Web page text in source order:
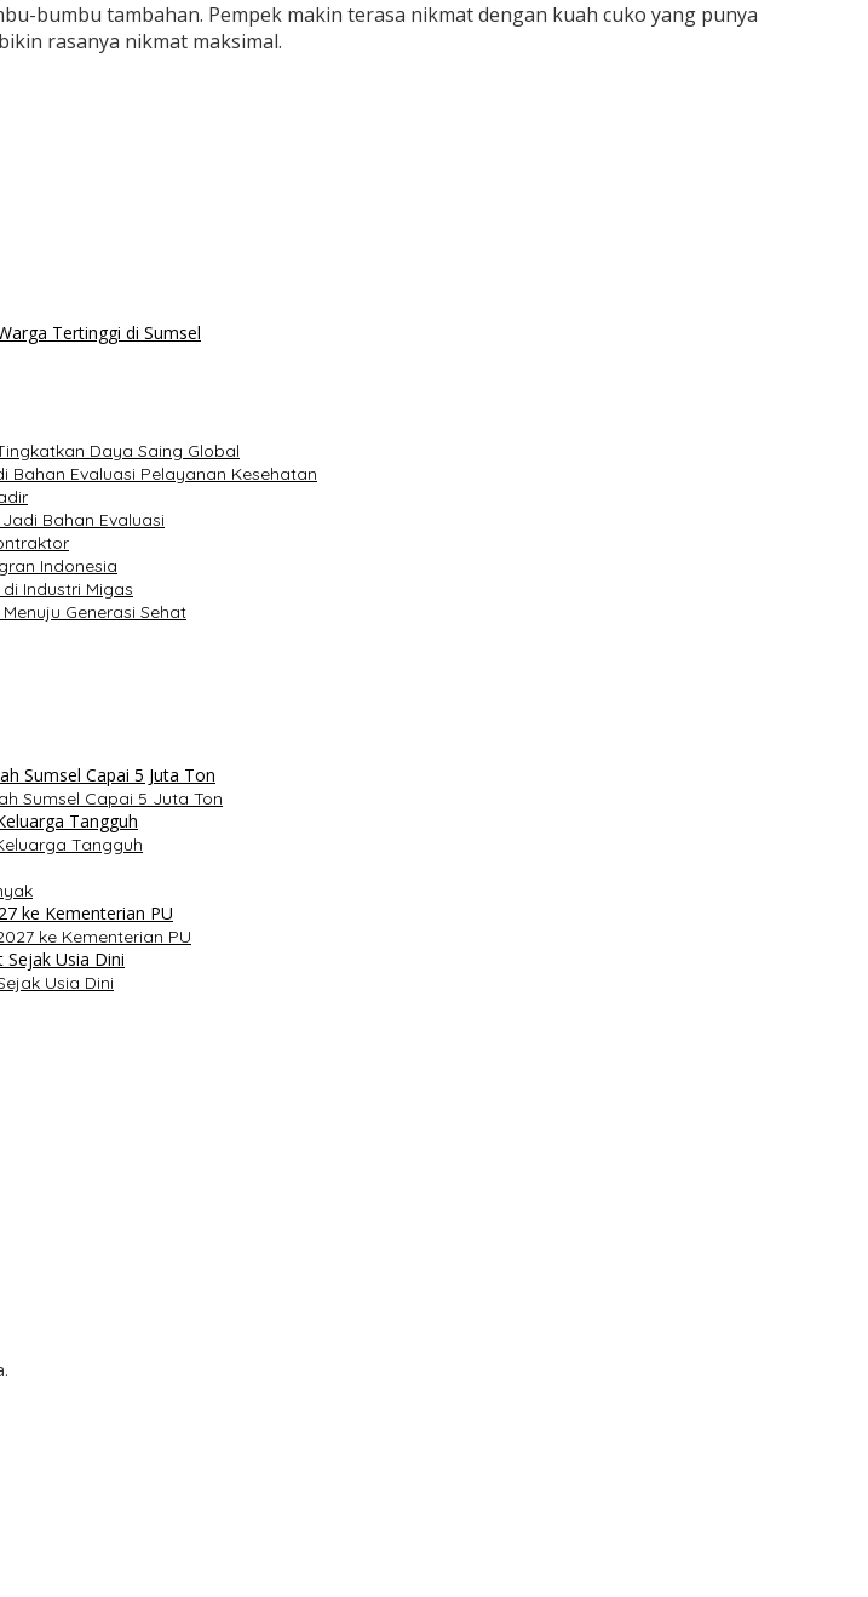
bumbu tambahan. Pempek makin terasa nikmat dengan kuah cuko yang punya
rasanya nikmat maksimal.
Tertinggi di Sumsel
Daya Saing Global
Bahan Evaluasi Pelayanan Kesehatan
Bahan Evaluasi
Indonesia
Industri Migas
Generasi Sehat
Sumsel Capai 5 Juta Ton
Tangguh
ke Kementerian PU
Usia Dini